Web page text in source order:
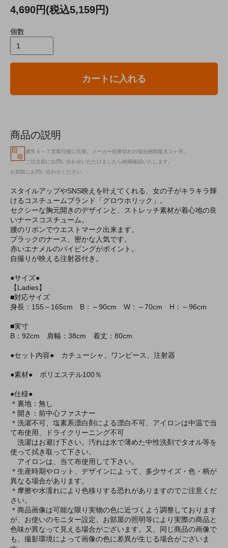
4,690円(税込5,159円)
個数
カートに入れる
商品の説明
通常４～７営業日後に出荷。メーカー在庫切れの場合納期最大２ヶ月。
ご注文前にお問い合わせいただけましたら納期確認いたします。
お気軽にお問い合わせください。
スタイルアップやSNS映えを叶えてくれる、女の子がキラキラ輝
けるコスチュームブランド「グロウホリック」。
セクシーな胸元開きのデザインと、ストレッチ素材が着心地の良
いナースコスチューム。
腰のリボンでウエストマーク出来ます。
ブラックのナース、密かな人気です。
赤いエナメルのパイピングがポイント。
自撮りが映える注射器付き。
●サイズ●
【Ladies】
■対応サイズ
身長：155～165cm B：～90cm W：～70cm H：～96cm
■実寸
B：92cm 肩幅：38cm 着丈：80cm
●セット内容● カチューシャ、ワンピース、注射器
●素材● ポリエステル100％
●仕様●
＊裏地：無し
＊開き：前中心ファスナー
＊洗濯不可、塩素系漂白剤による漂白不可、アイロンは中温で当
て布使用、ドライクリーニング不可
洗濯はお避け下さい。汚れは水で薄めた中性洗剤でタオル等を
使って拭き取って下さい。
アイロンは、当て布使用して下さい。
＊生産時期やロット、デザインによって、多少サイズ・色・柄が
異なる場合があります。
＊摩擦や水濡れにより色移りする恐れがありますのでご注意くだ
さい。
＊商品画像は可能な限り実物の色に近づくよう調整しております
が、お使いのモニター設定、お部屋の照明等により実際の商品と
色味が異なって見える場合がございます。又、同じ商品の画像で
も、撮影環境によって画像の色に差異が生じる場合がございま